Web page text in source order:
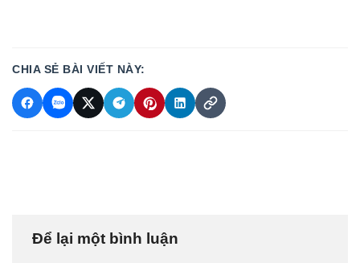
CHIA SẺ BÀI VIẾT NÀY:
Để lại một bình luận